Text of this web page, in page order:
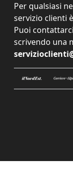
Per qualsiasi
servizio clienti
Puoi
scrivendo una